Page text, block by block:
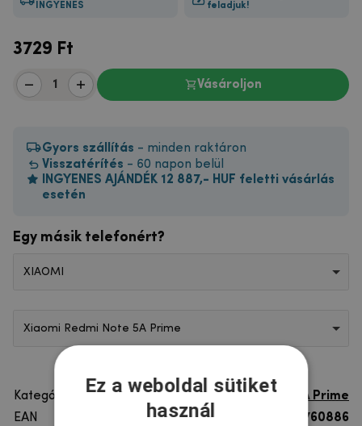
INGYENES
feladjuk!
3729 Ft
Vásároljon
Gyors szállítás - minden raktáron
Visszatérítés - 60 napon belül
INGYENES AJÁNDÉK 12 887,- HUF feletti vásárlás
esetén
Egy másik telefonért?
XIAOMI
Xiaomi Redmi Note 5A Prime
Kategória
Xiaomi Redmi Note 5A Prime
EAN
8596579760886
Ez a weboldal sütiket
használ